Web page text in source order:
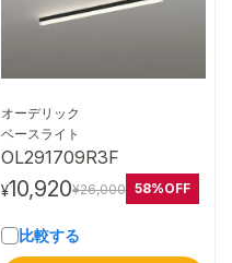
オーデリック
ベースライト
OL291709R3F
¥10,920¥26,000 58%OFF
比較する